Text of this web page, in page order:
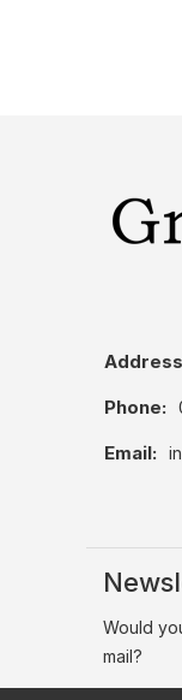
Phone:
Email:
Would
mail?